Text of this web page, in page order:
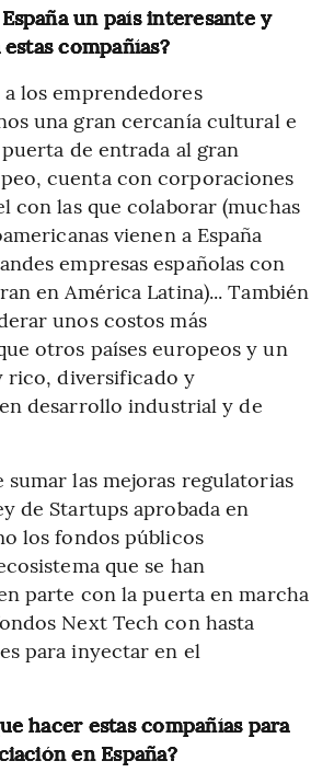
un país interesante y
compañías?
los emprendedores
una gran cercanía cultural e
de entrada al gran
cuenta con corporaciones
con las que colaborar (muchas
vienen a España
empresas españolas con
en América Latina)... También
unos costos más
otros países europeos y un
diversificado y
desarrollo industrial y de
sumar las mejoras regulatorias
de Startups aprobada en
los fondos públicos
que se han
parte con la puerta en marcha
Next Tech con hasta
para inyectar en el
hacer estas compañías para
en España?